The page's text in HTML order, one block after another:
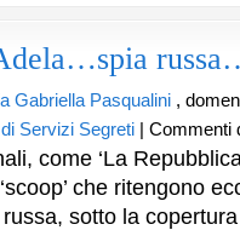
Gabriella Pasqualini ,
Servizi Segreti Commenti
come ‘La
che ritengono
sotto la